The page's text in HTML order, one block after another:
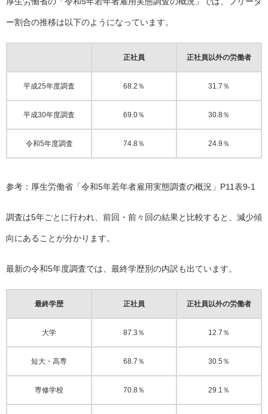
ー割合の推移は以下のようになっています。
正社員 正社員以外の労働者
平成25年度調査 68.2％ 31.7％
平成30年度調査 69.0％ 30.8％
令和5年度調査 74.8％ 24.9％
参考：厚生労働省「令和5年若年者雇用実態調査の概況 」P11表9-1
調査は5年ごとに行われ、前回・前々回の結果と比較すると、減少傾
向にあることが分かります。
最新の令和5年度調査では、最終学歴別の内訳も出ています。
最終学歴 正社員 正社員以外の労働者
大学 87.3％ 12.7％
短大・高専 68.7％ 30.5％
専修学校 70.8％ 29.1％